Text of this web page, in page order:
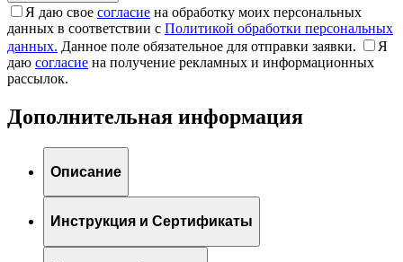
Я даю свое согласие на обработку моих персональных
данных в соответствии с Политикой обработки персональных
данных. Данное поле обязательное для отправки заявки.
Я
даю согласие на получение рекламных и информационных
рассылок.
Дополнительная информация
Описание
Инструкция и Сертификаты